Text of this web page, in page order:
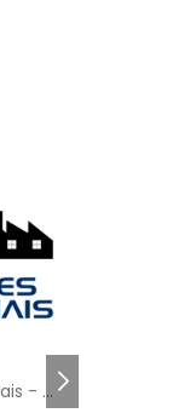
Soluções Industriais - AC